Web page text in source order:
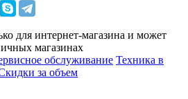
для интернет-магазина и может
магазинах
обслуживание Техника в
за объем